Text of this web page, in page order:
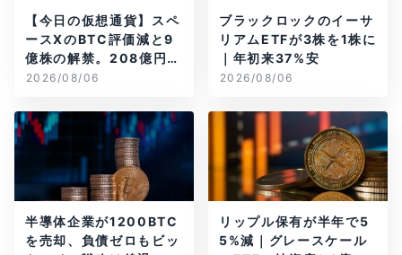
【今日の仮想通貨】スペ
ースXのBTC評価減と9
億株の解禁。208億円相
当のBTCが盗難
2026/08/06
ブラックロックのイーサ
リアムETFが3株を1株に
｜年初来37%安
2026/08/06
半導体企業が1200BTC
を売却、負債ゼロもビッ
リップル保有が半年で5
5%減｜グレースケール